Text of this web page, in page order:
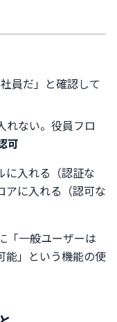
員だ」と確認して
れない。役員フロ
可
に入れる（認証な
アに入れる（認可な
「一般ユーザーは
能」という機能の使